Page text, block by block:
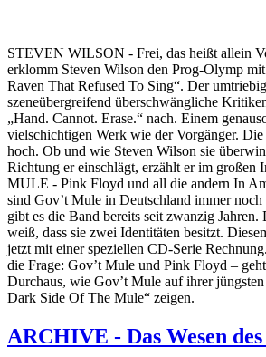
STEVEN WILSON - Frei, das heißt allein
erklomm Steven Wilson den Prog-Olymp
Raven That Refused To Sing“. Der
szeneübergreifend überschwängliche
„Hand. Cannot. Erase.“ nach. Einem
vielschichtigen Werk wie der Vorgänger.
hoch. Ob und wie Steven Wilson sie
Richtung er einschlägt, erzählt er im großen
MULE - Pink Floyd und all die andern In
sind Gov’t Mule in Deutschland immer
gibt es die Band bereits seit zwanzig Jahren.
weiß, dass sie zwei Identitäten besitzt.
jetzt mit einer speziellen CD-Serie
die Frage: Gov’t Mule und Pink Floyd –
Durchaus, wie Gov’t Mule auf ihrer
Dark Side Of The Mule“ zeigen.
ARCHIVE - Das Wesen